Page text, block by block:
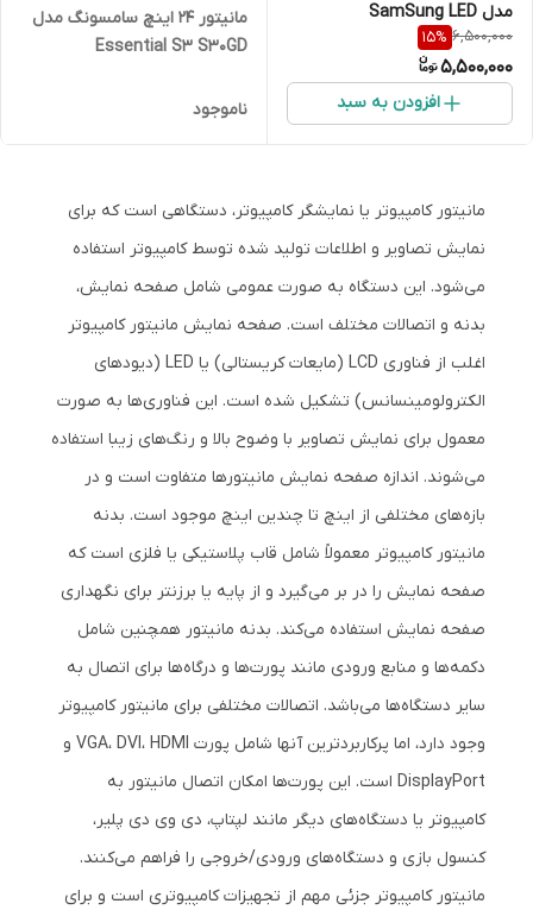
مدل SamSung LED
S19A310NPlus
6,500,000
15%
5,500,000
افزودن به سبد
مانیتور 24 اینچ سامسونگ مدل
Essential S3 S30GD
ناموجود
مانیتور کامپیوتر یا نمایشگر کامپیوتر، دستگاهی است که برای
نمایش تصاویر و اطلاعات تولید شده توسط کامپیوتر استفاده
می‌شود. این دستگاه به صورت عمومی شامل صفحه نمایش،
بدنه و اتصالات مختلف است. صفحه نمایش مانیتور کامپیوتر
اغلب از فناوری LCD (مایعات کریستالی) یا LED (دیودهای
الکترولومینسانس) تشکیل شده است. این فناوری‌ها به صورت
معمول برای نمایش تصاویر با وضوح بالا و رنگ‌های زیبا استفاده
می‌شوند. اندازه صفحه نمایش مانیتورها متفاوت است و در
بازه‌های مختلفی از اینچ تا چندین اینچ موجود است. بدنه
مانیتور کامپیوتر معمولاً شامل قاب پلاستیکی یا فلزی است که
صفحه نمایش را در بر می‌گیرد و از پایه یا برزنتر برای نگهداری
صفحه نمایش استفاده می‌کند. بدنه مانیتور همچنین شامل
دکمه‌ها و منابع ورودی مانند پورت‌ها و درگاه‌ها برای اتصال به
سایر دستگاه‌ها می‌باشد. اتصالات مختلفی برای مانیتور کامپیوتر
وجود دارد، اما پرکاربردترین آنها شامل پورت VGA، DVI، HDMI و
DisplayPort است. این پورت‌ها امکان اتصال مانیتور به
کامپیوتر یا دستگاه‌های دیگر مانند لپتاپ، دی وی دی پلیر،
کنسول بازی و دستگاه‌های ورودی/خروجی را فراهم می‌کنند.
مانیتور کامپیوتر جزئی مهم از تجهیزات کامپیوتری است و برای